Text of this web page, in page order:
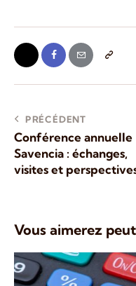
PRÉCÉDENT
Conférence annuelle
Savencia : échanges,
visites et
Vous aimerez